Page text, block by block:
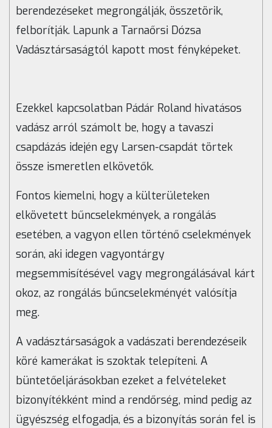
berendezéseket megrongálják, összetörik,
felborítják. Lapunk a Tarnaőrsi Dózsa
Vadásztársaságtól kapott most fényképeket.
Ezekkel kapcsolatban Pádár Roland hivatásos
vadász arról számolt be, hogy a tavaszi
csapdázás idején egy Larsen-csapdát törtek
össze ismeretlen elkövetők.
Fontos kiemelni, hogy a külterületeken
elkövetett bűncselekmények, a rongálás
esetében, a vagyon ellen történő cselekmények
során, aki idegen vagyontárgy
megsemmisítésével vagy megrongálásával kárt
okoz, az rongálás bűncselekményét valósítja
meg.
A vadásztársaságok a vadászati berendezéseik
köré kamerákat is szoktak telepíteni. A
büntetőeljárásokban ezeket a felvételeket
bizonyítékként mind a rendőrség, mind pedig az
ügyészség elfogadja, és a bizonyítás során fel is